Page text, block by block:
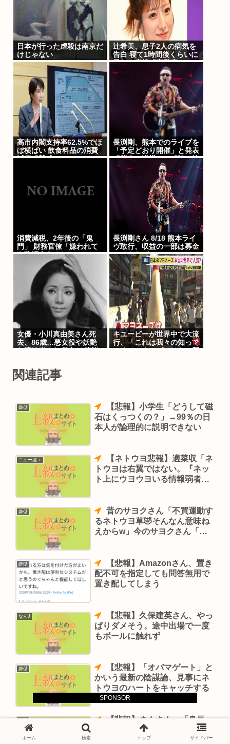
SPONSOR
日本が行った虐殺は南京だ
けじゃない
辻希美、息子2人の病気を
告白 寝て1時間後くらいに
暴れる症状「夜驚症」にフ
ァンからアドバイスの声
高市内閣支持率62.5%でほ
ぼ横ばい 飲食料品の消費
減税「賛成」52.9%
長渕剛、熊本でのライブを
「予定どおり開催」と発表
「熊本の皆様へ」「強い決
意」のメッセージ&寄付も
消費減税、2年後の「鬼
門」 財務官僚「嫌われて
も政権支えるしか」
長渕剛さん 8/18 熊本ライ
ヴ敢行、収益の一部は募金
ロックだぜ！！！
女優・小川真由美さん死
去、86歳…悪女役や妖艶
キユーピーが世界中で大流
行、「これは我々の知って
関連記事
嫌儲
石はくっつくの？」→99％の日
本人が論理的に説明できない
ニュー速＋
トウヨは右翼ではない。『ネッ
ト上にウヨウヨいる情報弱者』
嫌儲
昔のサヨクさん「不買運動す
るネトウヨ草🤣そんなん意味ね
えからw」今のサヨクさん「三
嫌儲
配不可を指定しても問答無用で
置き配してしまう
なんJ
ぱりダメそう。途中出場で一度
もボールに触れず
嫌儲
かいう最新の陰謀論、見事にネ
トウヨのハートをキャッチする
【悲報】まんさん、「身長
165cmイケメンと180cmフツメ
ンならどちらと付き合いた
ホーム 検索 トップ サイドバー